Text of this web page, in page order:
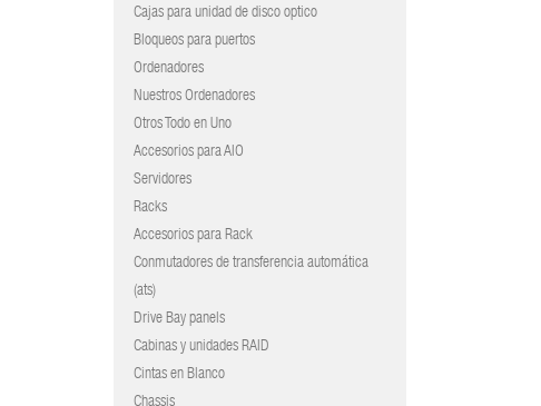
Cajas para unidad de disco optico
Bloqueos para puertos
Ordenadores
Nuestros Ordenadores
Otros Todo en Uno
Accesorios para AIO
Servidores
Racks
Accesorios para Rack
Conmutadores de transferencia automática
(ats)
Drive Bay panels
Cabinas y unidades RAID
Cintas en Blanco
Chassis